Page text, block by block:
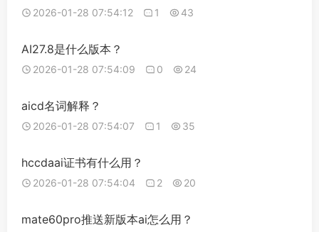
2026-01-28 07:54:12 1 43
AI27.8是什么版本？
2026-01-28 07:54:09 0 24
aicd名词解释？
2026-01-28 07:54:07 1 35
hccdaai证书有什么用？
2026-01-28 07:54:04 2 20
mate60pro推送新版本ai怎么用？